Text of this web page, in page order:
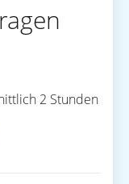
2 Stunden